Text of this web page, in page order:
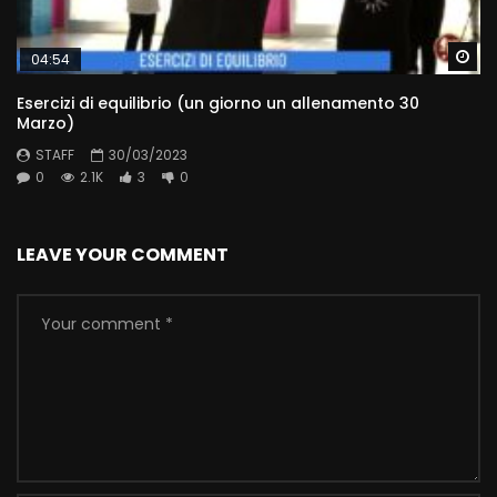
04:54
Esercizi di equilibrio (un giorno un allenamento 30
Marzo)
STAFF
30/03/2023
0
2.1K 3 0
LEAVE YOUR COMMENT